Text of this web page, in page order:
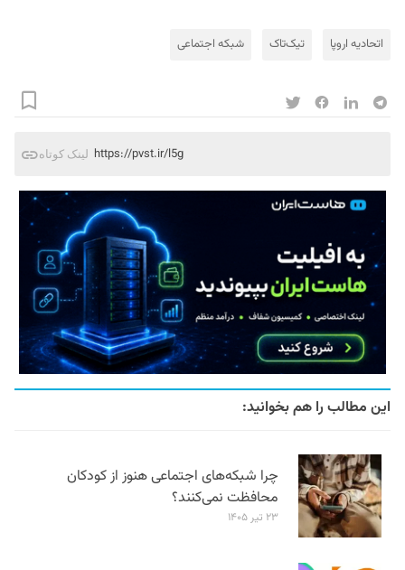
اتحادیه اروپا تیک‌تاک شبکه‌ اجتماعی
لینک کوتاه https://pvst.ir/l5g
این مطالب را هم بخوانید:
چرا شبکه‌های اجتماعی هنوز از کودکان
محافظت نمی‌کنند؟
۲۳ تیر ۱۴۰۵